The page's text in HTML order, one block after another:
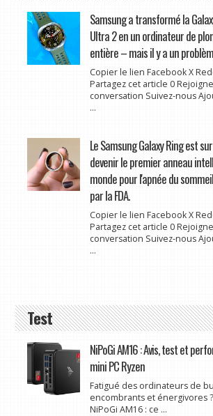
Samsung a transformé la
Ultra 2 en un ordinateur de
entière – mais il y a un
Copier le lien Facebook X
Partagez cet article 0
conversation Suivez-nous
...
Le Samsung Galaxy Ring est
devenir le premier anneau
monde pour l'apnée du
par la FDA.
Copier le lien Facebook X
Partagez cet article 0
conversation Suivez-nous
...
Test
NiPoGi AM16 : Avis, test et
mini PC Ryzen
Fatigué des ordinateurs de
encombrants et énergivores
NiPoGi AM16 : ce ...